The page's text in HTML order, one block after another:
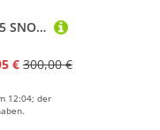
Fischer Sports PREMIO 75 SNOW Skischuh
€ 300,00 €
12:04; der